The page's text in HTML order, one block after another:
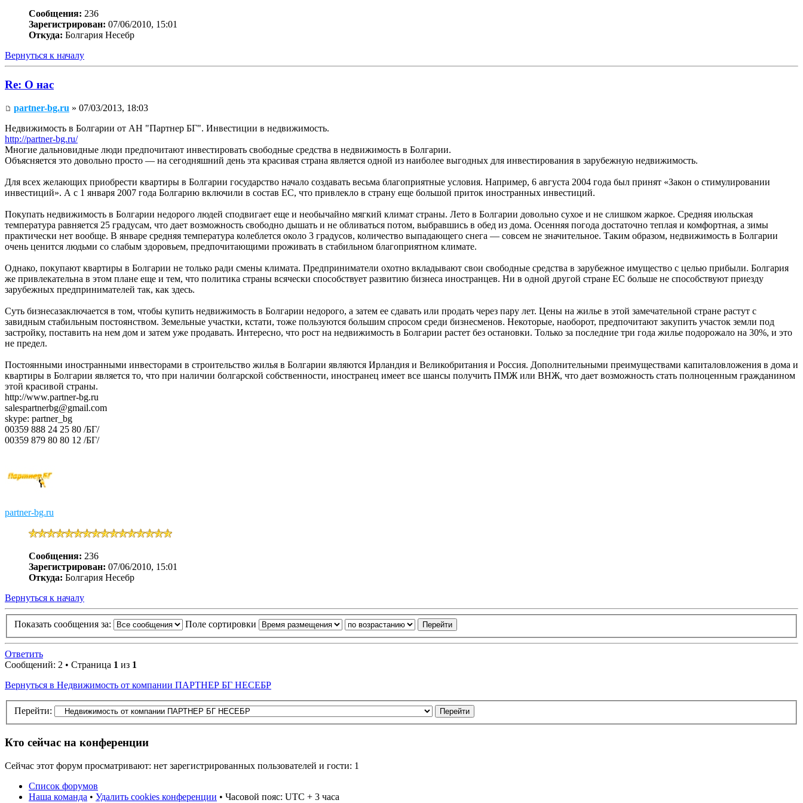
Сообщения: 236
Зарегистрирован: 07/06/2010, 15:01
Откуда: Болгария Несебр
Вернуться к началу
Re: О нас
partner-bg.ru » 07/03/2013, 18:03
Недвижимость в Болгарии от АН "Партнер БГ". Инвестиции в недвижимость.
http://partner-bg.ru/
Многие дальновидные люди предпочитают инвестировать свободные средства в недвижимость в Болгарии.
Объясняется это довольно просто — на сегодняшний день эта красивая страна является одной из наиболее выгодных для инвестирования в зарубежную недвижимость.
Для всех желающих приобрести квартиры в Болгарии государство начало создавать весьма благоприятные условия. Например, 6 августа 2004 года был принят «Закон о стимулировании
инвестиций». А с 1 января 2007 года Болгарию включили в состав ЕС, что привлекло в страну еще большой приток иностранных инвестиций.
Покупать недвижимость в Болгарии недорого людей сподвигает еще и необычайно мягкий климат страны. Лето в Болгарии довольно сухое и не слишком жаркое. Средняя июльская
температура равняется 25 градусам, что дает возможность свободно дышать и не обливаться потом, выбравшись в обед из дома. Осенняя погода достаточно теплая и комфортная, а зимы
практически нет вообще. В январе средняя температура колеблется около 3 градусов, количество выпадающего снега — совсем не значительное. Таким образом, недвижимость в Болгарии
очень ценится людьми со слабым здоровьем, предпочитающими проживать в стабильном благоприятном климате.
Однако, покупают квартиры в Болгарии не только ради смены климата. Предприниматели охотно вкладывают свои свободные средства в зарубежное имущество с целью прибыли. Болгария
же привлекательна в этом плане еще и тем, что политика страны всячески способствует развитию бизнеса иностранцев. Ни в одной другой стране ЕС больше не способствуют приезду
зарубежных предпринимателей так, как здесь.
Суть бизнесазаключается в том, чтобы купить недвижимость в Болгарии недорого, а затем ее сдавать или продать через пару лет. Цены на жилье в этой замечательной стране растут с
завидным стабильным постоянством. Земельные участки, кстати, тоже пользуются большим спросом среди бизнесменов. Некоторые, наоборот, предпочитают закупить участок земли под
застройку, поставить на нем дом и затем уже продавать. Интересно, что рост на недвижимость в Болгарии растет без остановки. Только за последние три года жилье подорожало на 30%, и это
не предел.
Постоянными иностранными инвесторами в строительство жилья в Болгарии являются Ирландия и Великобритания и Россия. Дополнительными преимуществами капиталовложения в дома и
квартиры в Болгарии является то, что при наличии болгарской собственности, иностранец имеет все шансы получить ПМЖ или ВНЖ, что дает возможность стать полноценным гражданином
этой красивой страны.
http://www.partner-bg.ru
salespartnerbg@gmail.com
skype: partner_bg
00359 888 24 25 80 /БГ/
00359 879 80 80 12 /БГ/
partner-bg.ru
Сообщения: 236
Зарегистрирован: 07/06/2010, 15:01
Откуда: Болгария Несебр
Вернуться к началу
Показать сообщения за: Поле сортировки
Ответить
Сообщений: 2 • Страница 1 из 1
Вернуться в Недвижимость от компании ПАРТНЕР БГ НЕСЕБР
Перейти:
Кто сейчас на конференции
Сейчас этот форум просматривают: нет зарегистрированных пользователей и гости: 1
Список форумов
Наша команда • Удалить cookies конференции • Часовой пояс: UTC + 3 часа